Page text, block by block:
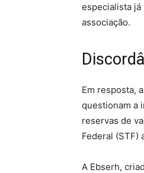
especialista já
associação.
Em resposta,
questionam a
reservas de
Federal (STF)
A Ebserh,